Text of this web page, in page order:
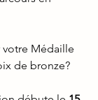
votre Médaille
de bronze?